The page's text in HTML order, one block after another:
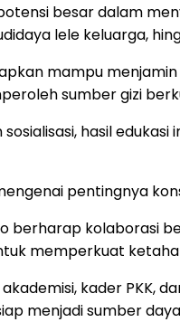
besar dalam
lele keluarga,
mampu menjamin
sumber gizi
hasil
pentingnya
berharap kolaborasi
memperkuat
kader PKK,
menjadi sumber